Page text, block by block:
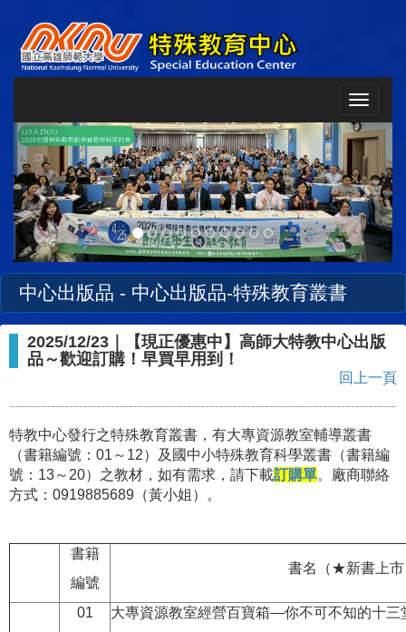
Toggle
Previous Next
中心出版品 - 中心出版品-特殊教育叢書
2025/12/23｜【現正優惠中】高師大特教中心出版
品～歡迎訂購！早買早用到！
回上一頁
特教中心發行之特殊教育叢書，有大專資源教室輔導叢書
（書籍編號：01～12）及國中小特殊教育科學叢書（書籍編
號：13～20）之教材，如有需求， 請下載訂購單。廠商聯絡
方式：0919885689（黃小姐）。
書籍
編號
書名（★新書上市
01
大專資源教室經營百寶箱—你不可不知的十三